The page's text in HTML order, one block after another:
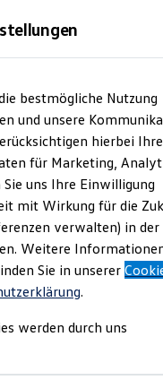
Gebrauchtwagen
Gebrauchtwagen
bestmögliche Nutzung
und unsere
hierbei Ihre
für Marketing,
uns Ihre Einwilligung
mit Wirkung für die
verwalten) in der
Weitere
Sie in unserer
.
werden durch uns